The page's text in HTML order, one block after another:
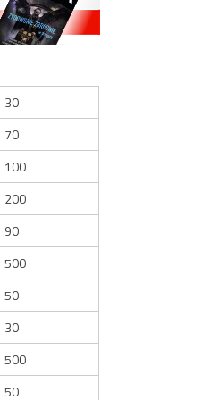
30
70
100
200
90
500
50
30
500
50